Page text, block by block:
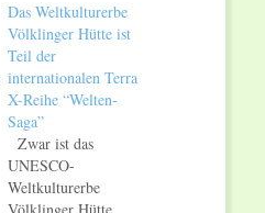
Das Weltkulturerbe
Völklinger Hütte ist
Teil der
internationalen Terra
X-Reihe “Welten-
Saga”
Zwar ist das
UNESCO-
Weltkulturerbe